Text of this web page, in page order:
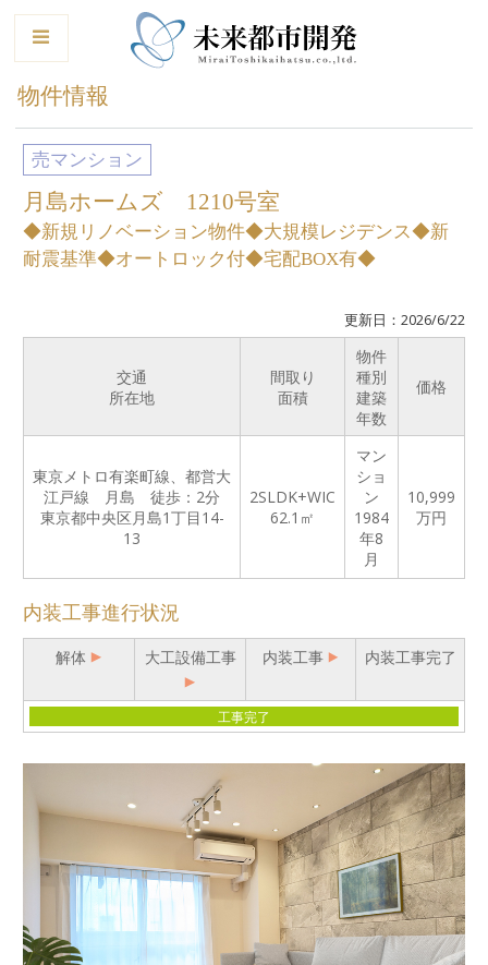
物件情報
売マンション
月島ホームズ 1210号室
◆新規リノベーション物件◆大規模レジデンス◆新
耐震基準◆オートロック付◆宅配BOX有◆
更新日：2026/6/22
交通
所在地
間取り
面積
物件
種別
建築
年数
価格
東京メトロ有楽町線、都営大
江戸線 月島 徒歩：2分
東京都中央区月島1丁目14-
13
2SLDK+WIC
62.1㎡
マン
ショ
ン
1984
年8
月
10,999
万円
内装工事進行状況
解体 大工設備工事 内装工事 内装工事完了
工事完了